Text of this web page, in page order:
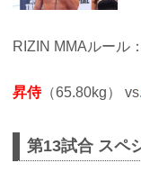
RIZIN MMAルール
昇侍（65.80kg） vs.
第13試合 スペ